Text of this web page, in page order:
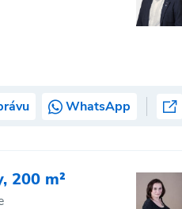
WhatsApp
200 m²